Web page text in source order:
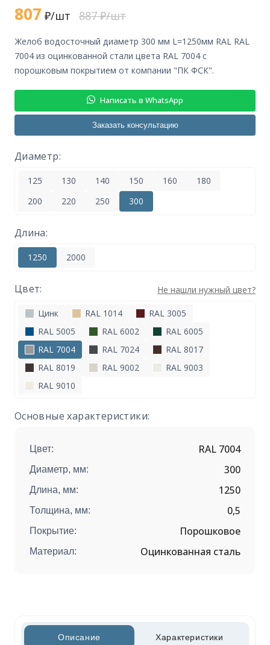
807 ₽/шт 887 ₽/шт
желоб водосточный диаметр 300 мм L=1250мм RAL RAL
7004 из оцинкованной стали цвета RAL 7004 с
порошковым покрытием от компании "ПК ФСК".
Написать в WhatsApp
Заказать консультацию
Диаметр:
125 130 140 150 160
180
200
220 250 300
Длина:
1250 2000
Цвет: Не нашли нужный цвет?
Цинк RAL 1014
RAL 3005
RAL 5005
RAL 6002
RAL 6005
RAL 7004
RAL 7024
RAL 8017
RAL 8019
RAL 9002
RAL 9003
RAL 9010
Основные характеристики:
Цвет: RAL 7004
Диаметр, мм: 300
Длина, мм: 1250
Толщина, мм: 0,5
Покрытие: Порошковое
Материал: Оцинкованная сталь
Описание Характеристики